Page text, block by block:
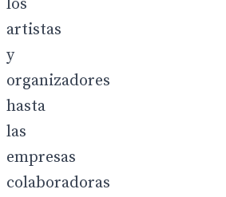
los
artistas
y
organizadores
hasta
las
empresas
colaboradoras